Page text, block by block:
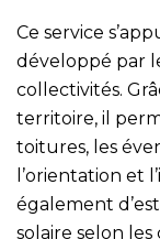
Ce service
développé par
collectivités.
territoire, il
toitures, les
l’orientation et
également
solaire selon